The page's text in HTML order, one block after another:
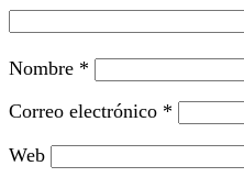
Nombre *
Correo electrónico *
Web